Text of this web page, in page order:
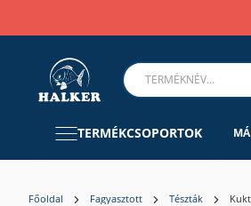
TERMÉKCSOPORTOK
Főoldal Fagyasztott Tészták